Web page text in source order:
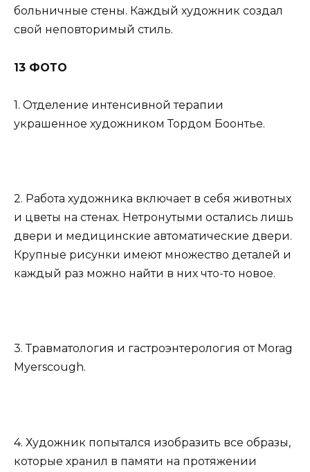
больничные стены. Каждый художник создал
свой неповторимый стиль.
13 ФОТО
1. Отделение интенсивной терапии
украшенное художником Тордом Боонтье.
2. Работа художника включает в себя животных
и цветы на стенах. Нетронутыми остались лишь
двери и медицинские автоматические двери.
Крупные рисунки имеют множество деталей и
каждый раз можно найти в них что-то новое.
3. Травматология и гастроэнтерология от Morag
Myerscough.
4. Художник попытался изобразить все образы,
которые хранил в памяти на протяжении